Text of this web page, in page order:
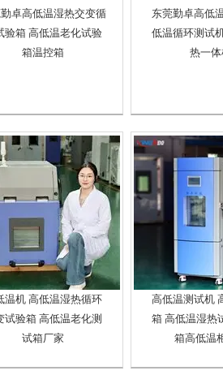
卓高低温湿热交变循
验箱 高低温老化试验
箱温控箱
东莞勤卓高低
低温循环测试
热一
温机 高低温湿热循环
试验箱 高低温老化测
试箱厂家
高低温测试机
箱 高低温湿热
箱高低温